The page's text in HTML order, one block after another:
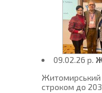
09.02.26 p.
Житомирський
строком до